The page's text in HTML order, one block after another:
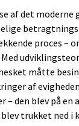
af det moderne
proces –
måtte
af
– den blev på en
trukket ned i